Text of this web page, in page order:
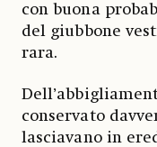
con buona
del giubbone
rara.
conservato
lasciavano in